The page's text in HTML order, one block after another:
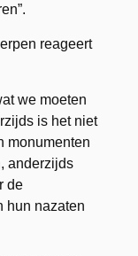
reageert
we moeten
is het niet
monumenten
anderzijds
de
hun nazaten